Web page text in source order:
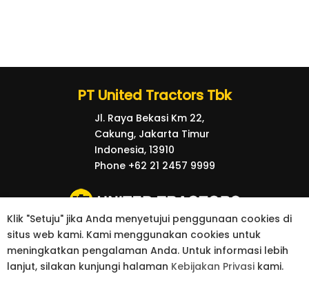
Klik "Setuju" jika Anda menyetujui penggunaan cookies di
situs web kami. Kami menggunakan cookies untuk
meningkatkan pengalaman Anda. Untuk informasi lebih
lanjut, silakan kunjungi halaman Kebijakan Privasi kami.
PT United Tractors Tbk
Jl. Raya Bekasi Km 22,
Cakung, Jakarta Timur
Indonesia, 13910
Phone +62 21 2457 9999
© 2026 United Tractors all right reserved.
kebijakan Privasi
Kontak